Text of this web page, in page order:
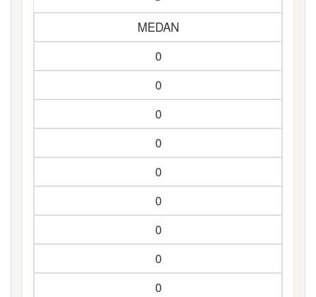
MEDAN
0
0
0
0
0
0
0
0
0